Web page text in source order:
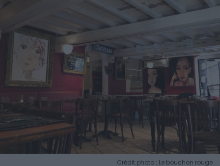
Crédit photo : Le bouchon rouge